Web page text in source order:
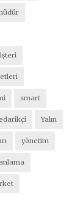
smart
Yalın
yönetim